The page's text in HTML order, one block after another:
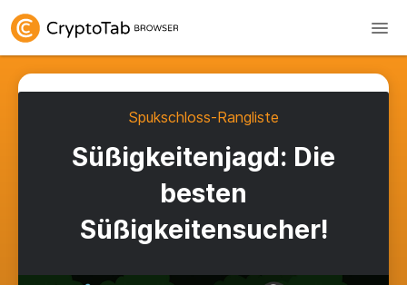
Spukschloss-Rangliste
Süßigkeitenjagd: Die
besten
Süßigkeitensucher!